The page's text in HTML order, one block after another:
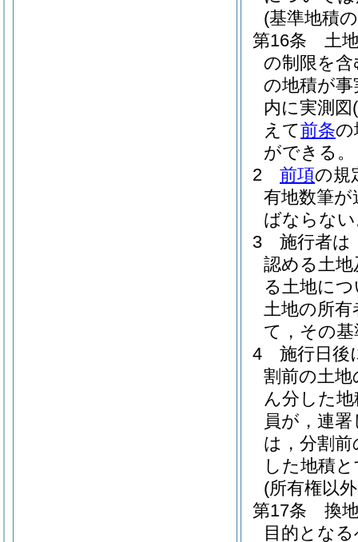
(基準地積
第16条
土
の制限を含
の地積が
内に実測図
えて前条の
ができる。
2
前項の規
有地数筆
ばならな
3
施行者は
認める土
る土地に
土地の所
て，その
4
施行日後
割前の土
ん分した
員が，連
は，分割
した地積
(所有権以
第17条
換
目的とな